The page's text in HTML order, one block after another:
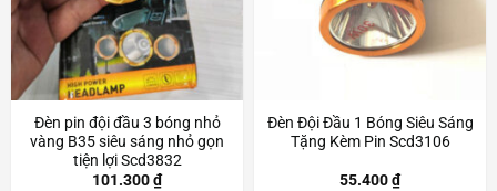
Đèn pin đội đầu 3 bóng nhỏ
vàng B35 siêu sáng nhỏ gọn
tiện lợi Scd3832
101.300₫
Đèn Đội Đầu 1 Bóng Siêu Sáng
Tặng Kèm Pin Scd3106
55.400₫